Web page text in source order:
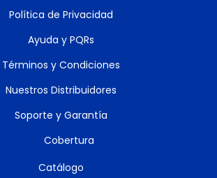
Política de Privacidad
Ayuda y PQRs
Términos y Condiciones
Nuestros Distribuidores
Soporte y Garantía
Cobertura
Catálogo